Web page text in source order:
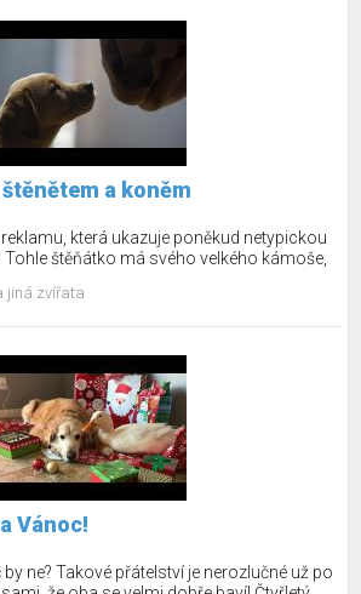
a koněm
která ukazuje poněkud netypickou
štěňátko má svého velkého kámoše,
jiná zvířata
Vánoc!
ne? Takové přátelství je nerozlučné už po